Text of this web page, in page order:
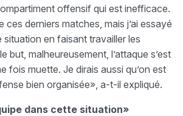
offensif qui est inefficace.
ces derniers matches, mais j’ai essayé
situation en faisant travailler les
but, malheureusement, l’attaque s’est
fois muette. Je dirais aussi qu’on est
bien organisée», a-t-il expliqué.
dans cette situation»